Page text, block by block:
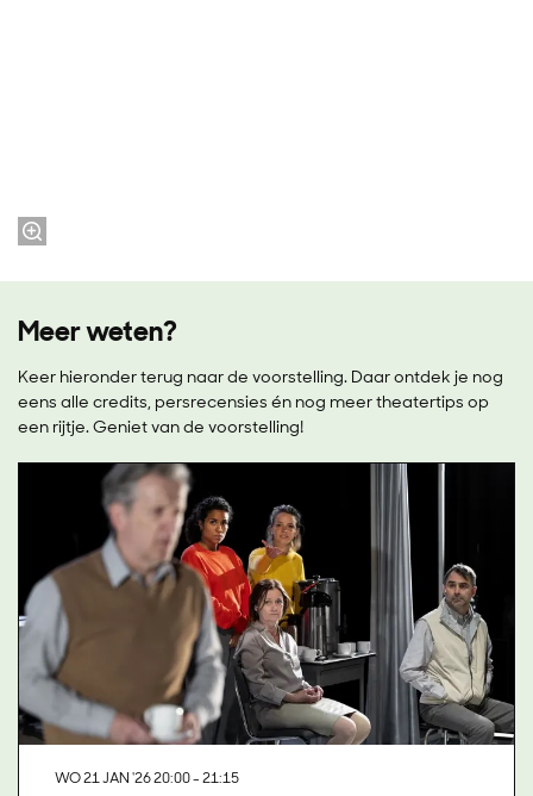
Meer weten?
Keer hieronder terug naar de voorstelling. Daar ontdek je nog
eens alle credits, persrecensies én nog meer theatertips op
een rijtje. Geniet van de voorstelling!
WO 21 JAN '2620:00 - 21:15